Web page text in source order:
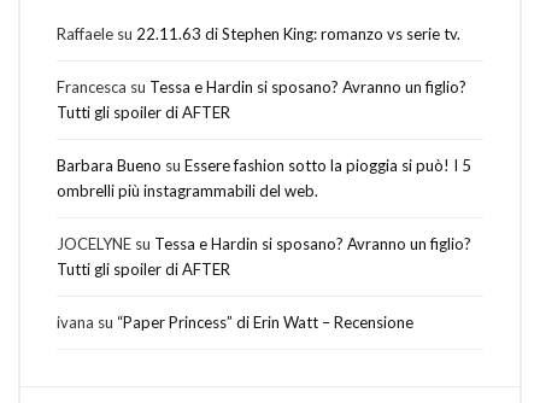
Raffaele su 22.11.63 di Stephen King: romanzo vs serie tv.
Francesca su Tessa e Hardin si sposano? Avranno un figlio?
Tutti gli spoiler di AFTER
Barbara Bueno su Essere fashion sotto la pioggia si può! I 5
ombrelli più instagrammabili del web.
JOCELYNE su Tessa e Hardin si sposano? Avranno un figlio?
Tutti gli spoiler di AFTER
ivana su “Paper Princess” di Erin Watt – Recensione